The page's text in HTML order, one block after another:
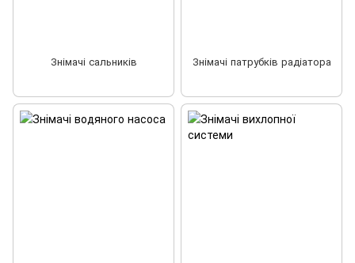
Знімачі сальників Знімачі патрубків радіатора